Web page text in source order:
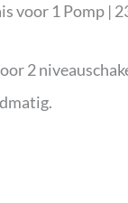
voor 1 Pomp |
2